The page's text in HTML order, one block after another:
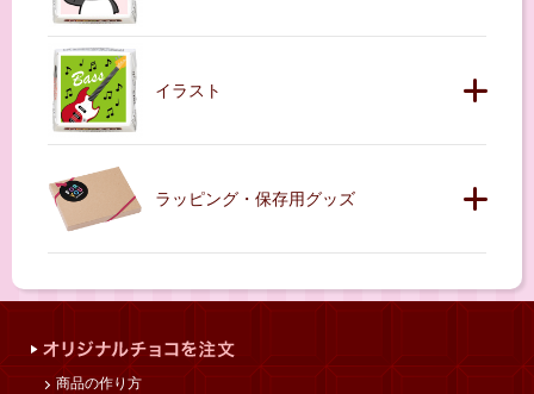
イラスト
ラッピング・保存用グッズ
商品の作り方